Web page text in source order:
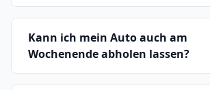
Kann ich mein Auto auch am
Wochenende abholen lassen?